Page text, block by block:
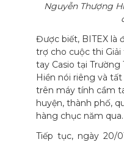
Nguyễn Thượng
Được biết, BITEX là
trợ cho cuộc thi
tay Casio tại
Hiền nói riêng và
trên máy tính cầm
huyện, thành phố,
hàng chục năm qua.
Tiếp tục, ngày 20/